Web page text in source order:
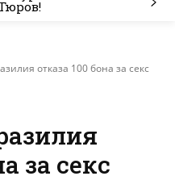
отказа 100 бона за секс
за секс